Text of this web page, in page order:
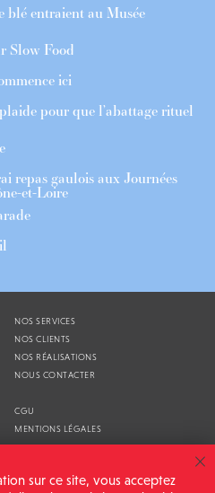
blé entraient au Musée
Slow Food
ici
pour que l’abattage rituel
repas gaulois aux Journées
et-Loire
NOS SERVICES
NOS CLIENTS
NOS RÉALISATIONS
NOUS CONTACTER
CGU
MENTIONS LÉGALES
sur ce site, vous acceptez